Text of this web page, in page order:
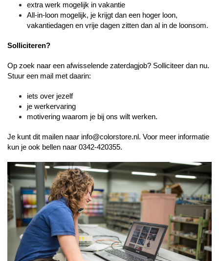
extra werk mogelijk in vakantie
All-in-loon mogelijk, je krijgt dan een hoger loon,
vakantiedagen en vrije dagen zitten dan al in de loonsom.
Solliciteren?
Op zoek naar een afwisselende zaterdagjob? Solliciteer dan nu.
Stuur een mail met daarin:
iets over jezelf
je werkervaring
motivering waarom je bij ons wilt werken.
Je kunt dit mailen naar info@colorstore.nl . Voor meer informatie
kun je ook bellen naar 0342-420355.